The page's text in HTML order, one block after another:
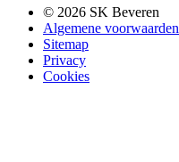
© 2026 SK Beveren
Algemene voorwaarden
Sitemap
Privacy
Cookies